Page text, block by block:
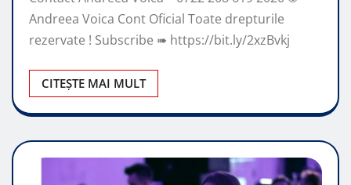
Andreea Voica Cont Oficial Toate drepturile
rezervate ! Subscribe ➠ https://bit.ly/2xzBvkj
CITEȘTE MAI MULT